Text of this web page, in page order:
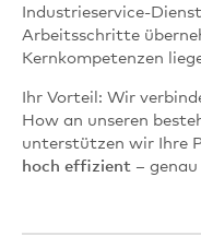
Industrieservice-
Arbeitsschritte
Kernkompetenzen
Ihr Vorteil: Wir
How an unseren
unterstützen wir Ihre
hoch effizient –